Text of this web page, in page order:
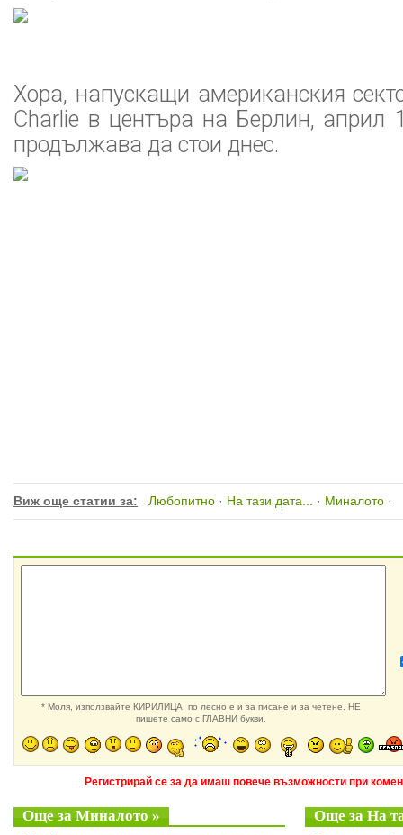
Хора, напускащи американския
Charlie в центъра на Берлин, април
продължава да стои днес.
Виж още статии за: Любопитно · На тази дата... · Миналото ·
* Моля, използвайте КИРИЛИЦА, по лесно е и за писане и за четене. НЕ
пишете само с ГЛАВНИ букви.
Регистрирай се за да имаш повече възможности при
Още за Миналото » Още за На